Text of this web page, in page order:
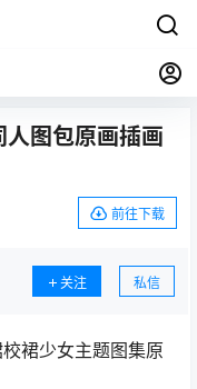
图包原画插画
前往下载
关注 私信
裙少女主题图集原